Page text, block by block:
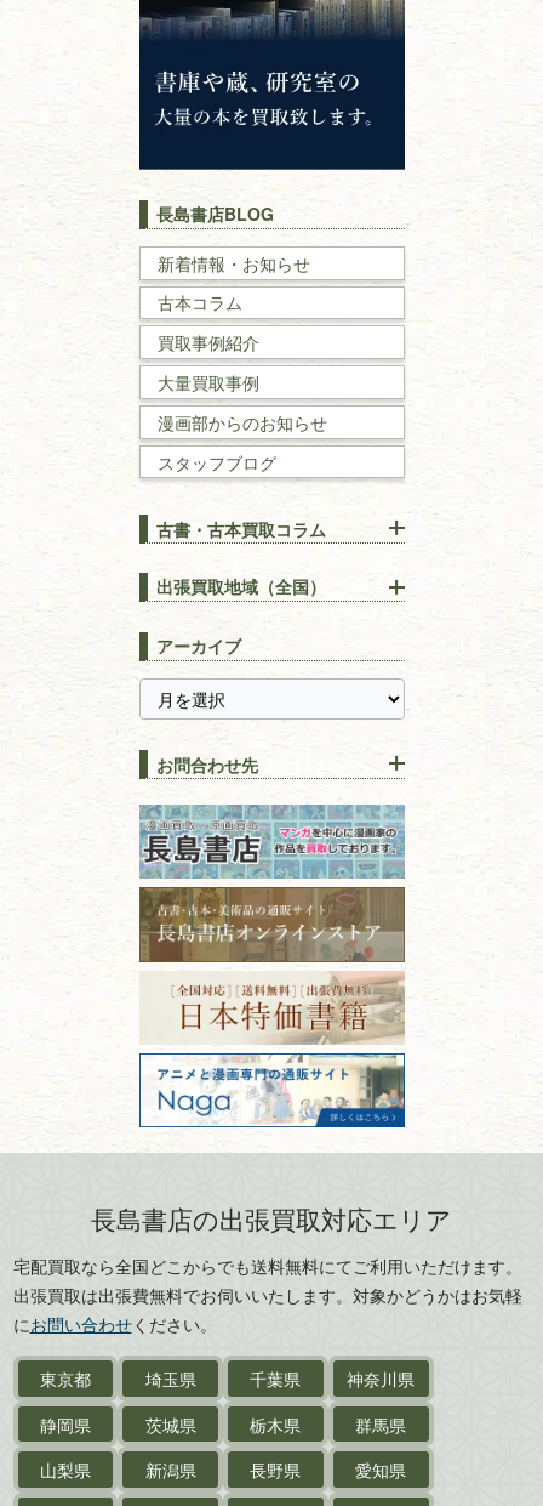
神道・神社仏閣
イスラム教
キリスト教
日本史
戦記・戦史
国文学・
理工書
数学書・物理学書
建築書
漢方・鍼灸・東洋医学
易学・占い
スピリチュアル・
全集・
趣味・教養
書道
拓本・法帖・碑帖
篆刻・印譜
書道具
美術書・アート本・
デザイン本
カメラ・撮影術
版画・リトグラフ・
刀剣・鎧・甲冑
武道書・武術書
近代文学・
サイン色紙
作家草稿・原稿・肉筆物
探偵小説・推理小説
長島書店BLOG
新着情報・お知らせ
古本コラム
買取事例紹介
大量買取事例
漫画部からのお知らせ
スタッフブログ
古書・古本買取コラム
りOK！効率的に売る方法
宅配買取は古本を送るだけ！
長島書店の便利な買取サービ
ス
【持ち込み買取】店頭で簡単
に古本を売るメリットとは？
古本を高く売る方法！買取で
上手な売り方のコツを解説
古本の保管方法と劣化する原
因！適切な管理で長持ちさせ
るコツ
古本は汚れていると買取でき
ない？適切な保管方法とクリ
ーニング！
ISBNコードとは？書籍の識別
番号の意味と役割を解説
価値ある古書を売るポイント
と注意点
出張買取地域（全国）
千葉県
神奈川県
静岡県
栃木県
山梨県
新潟県
長野県
愛知県
石川県
福井県
福島県
富山県
青森県
岩手県
宮城県
秋田県
山形県
岐阜県
三重県
滋賀県
京都府
大阪府
兵庫県
奈良県
島根県
岡山県
徳島県
香川県
愛媛県
アーカイブ
お問合わせ先
古本買取専門店 長島書店
〒101-0051
東京都千代田区神田神保町2-5-1
フリーダイヤル：0120-414-548
電話：03-3512-8115
FAX：03-3512-8116
古物商許可：東京都公安委員会 第
301028901712号
古物商名称：有限会社長島書店
長島書店の出張買取対応エリア
宅配買取なら全国どこからでも送料無料にてご利用いただけます。
出張買取は出張費無料でお伺いいたします。対象かどうかはお気軽
にお問い合わせください。
東京都 埼玉県 千葉県
神奈川県
静岡県
茨城県 栃木県
群馬県
山梨県
新潟県 長野県
愛知県